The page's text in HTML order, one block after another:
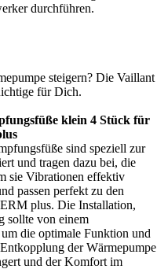
durchführen.
steigern? Die Vaillant
für Dich.
klein 4 Stück für
sind speziell zur
und tragen dazu bei, die
sie Vibrationen effektiv
passen perfekt zu den
plus. Die Installation,
sollte von einem
die optimale Funktion und
der Wärmepumpe
und der Komfort im